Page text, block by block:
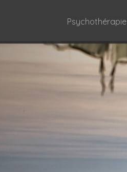
Psychothérapie